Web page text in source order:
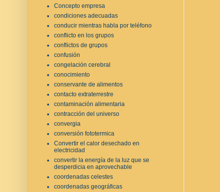
Concepto empresa
condiciones adecuadas
conducir mientras habla por teléfono
conflicto en los grupos
conflictos de grupos
confusión
congelación cerebral
conocimiento
conservante de alimentos
contacto extraterrestre
contaminación alimentaria
contracción del universo
convergia
conversión fototermica
Convertir el calor desechado en
electricidad
convertir la energía de la luz que se
desperdicia en aprovechable
coordenadas celestes
coordenadas geográficas